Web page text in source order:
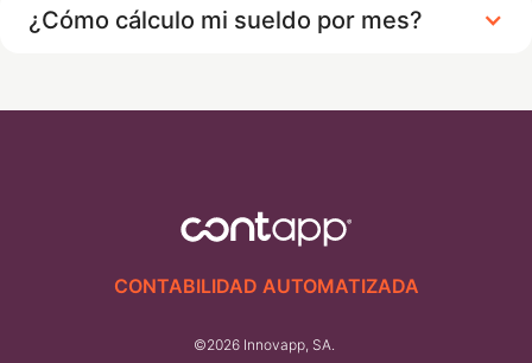
¿Cómo cálculo mi sueldo por mes?
CONTABILIDAD AUTOMATIZADA
©2026 Innovapp, SA.